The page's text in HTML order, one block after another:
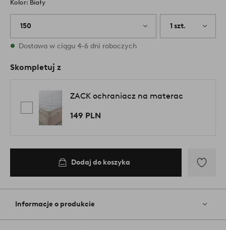
Kolor: Biały
150 1 szt.
W magazynie
Dostawa w ciągu 4-6 dni roboczych
Skompletuj z
ZACK ochraniacz na materac
149 PLN
Dodaj do koszyka
do
Informacje o produkcie